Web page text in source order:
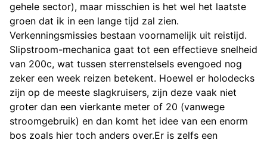
gehele sector), maar misschien is het wel het laatste
groen dat ik in een lange tijd zal zien.
Verkenningsmissies bestaan voornamelijk uit reistijd.
Slipstroom-mechanica gaat tot een effectieve snelheid
van 200c, wat tussen sterrenstelsels evengoed nog
zeker een week reizen betekent. Hoewel er holodecks
zijn op de meeste slagkruisers, zijn deze vaak niet
groter dan een vierkante meter of 20 (vanwege
stroomgebruik) en dan komt het idee van een enorm
bos zoals hier toch anders over.Er is zelfs een